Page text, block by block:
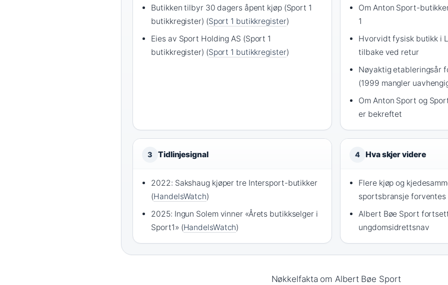
Butikken tilbyr 30 dagers åpent kjøp (Sport 1
butikkregister) (Sport 1 butikkregister)
Eies av Sport Holding AS (Sport 1
butikkregister) (Sport 1 butikkregister)
Om Anton Sport-
1
Hvorvidt fysisk butikk i
tilbake ved retur
Nøyaktig etableringsår
(1999 mangler
Om Anton Sport og
er bekreftet
3 Tidlinjesignal
2022: Sakshaug kjøper tre Intersport-butikker
(HandelsWatch)
2025: Ingun Solem vinner «Årets butikkselger i
Sport1» (HandelsWatch)
4 Hva skjer videre
Flere kjøp og
sportsbransje forventes
Albert Bøe Sport
ungdomsidrettsnav
Nøkkelfakta om Albert Bøe Sport